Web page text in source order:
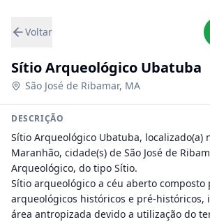
Voltar
Sítio Arqueológico Ubatuba
São José de Ribamar, MA
DESCRIÇÃO
Sítio Arqueológico Ubatuba, localizado(a)
Maranhão, cidade(s) de São José de
Arqueológico, do tipo Sítio.
Sítio arqueológico a céu aberto composto
arqueológicos históricos e pré-históricos,
área antropizada devido a utilização do